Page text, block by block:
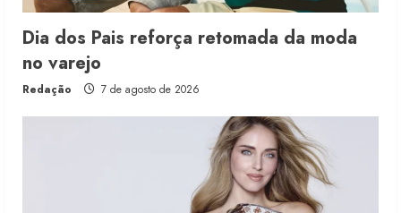
Dia dos Pais reforça retomada da moda
no varejo
Redação 7 de agosto de 2026